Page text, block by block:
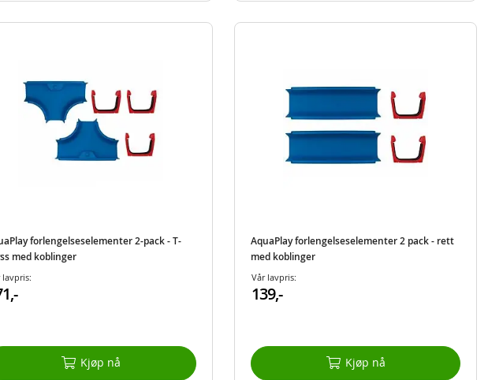
forlengelseselementer 2-pack - T-
med koblinger
lavpris:
Kjøp nå
AquaPlay forlengelseselementer 2 pack - rett
med koblinger
Vår lavpris:
139,-
Kjøp nå